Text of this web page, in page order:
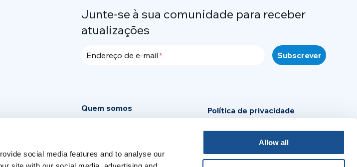
social media features and to analyse our
Allow all
Junte-se à sua comunidade para receber
atualizações
Endereço de e-mail
Quem somos
Área de imprensa
Política de privacidade